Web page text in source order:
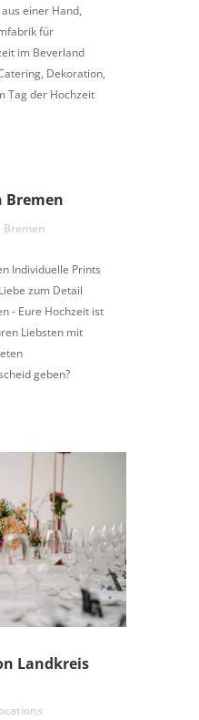
einer Hand,
für
im Beverland
Dekoration,
Tag der Hochzeit
Bremen
Individuelle Prints
zum Detail
- Eure Hochzeit ist
Liebsten mit
geben?
Landkreis